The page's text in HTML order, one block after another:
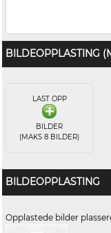
BILDEOPPLASTING
LAST OPP
BILDER
(MAKS 8 BILDER)
BILDEOPPLASTING
Opplastede bilder